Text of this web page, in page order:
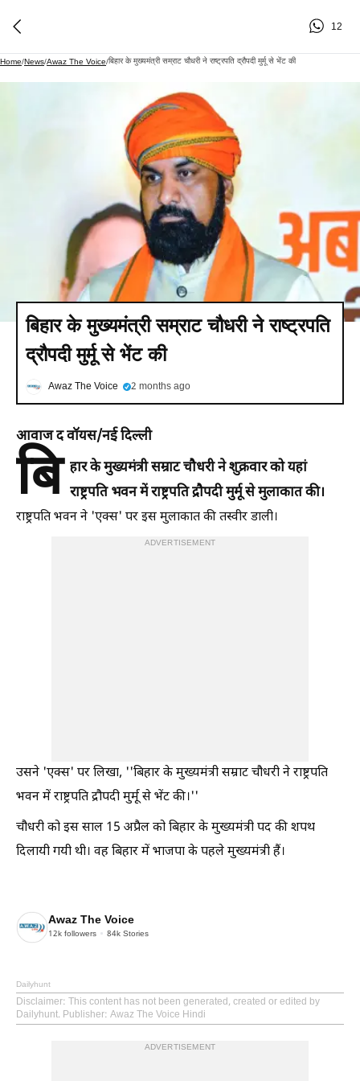
12
Home/News/Awaz The Voice/बिहार के मुख्यमंत्री सम्राट चौधरी ने राष्ट्रपति द्रौपदी मुर्मू से भेंट की
बिहार के मुख्यमंत्री सम्राट चौधरी ने राष्ट्रपति
द्रौपदी मुर्मू से भेंट की
Awaz The Voice 2 months ago
आवाज द वॉयस/नई दिल्ली
बि हार के मुख्यमंत्री सम्राट चौधरी ने शुक्रवार को यहां
राष्ट्रपति भवन में राष्ट्रपति द्रौपदी मुर्मू से मुलाकात की।
राष्ट्रपति भवन ने 'एक्स' पर इस मुलाकात की तस्वीर डाली।
ADVERTISEMENT
उसने 'एक्स' पर लिखा, ''बिहार के मुख्यमंत्री सम्राट चौधरी ने राष्ट्रपति
भवन में राष्ट्रपति द्रौपदी मुर्मू से भेंट की।''
चौधरी को इस साल 15 अप्रैल को बिहार के मुख्यमंत्री पद की शपथ
दिलायी गयी थी। वह बिहार में भाजपा के पहले मुख्यमंत्री हैं।
Awaz The Voice
12k followers 84k Stories
Dailyhunt
Disclaimer: This content has not been generated, created or edited by
Dailyhunt. Publisher: Awaz The Voice Hindi
ADVERTISEMENT